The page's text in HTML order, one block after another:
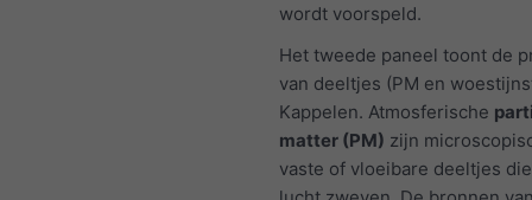
wordt voorspeld.
Het tweede paneel toont de
van deeltjes (PM en
Kappelen. Atmosferische
matter (PM) zijn
vaste of vloeibare deeltjes